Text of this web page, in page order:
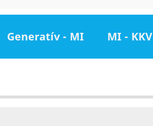
Generatív - MI MI - KKV